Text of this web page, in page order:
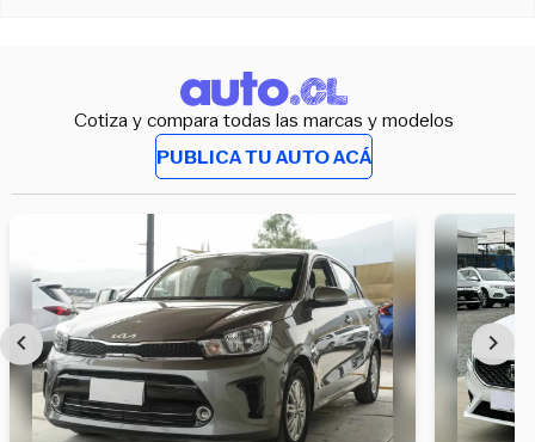
Cotiza y compara todas las marcas y modelos
PUBLICA TU AUTO ACÁ